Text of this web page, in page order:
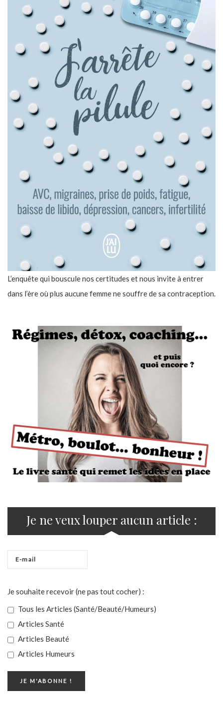
L’enquête qui bouscule nos certitudes et nous invite à entrer
dans l’ère où plus aucune femme ne souffre de sa contraception.
Je ne veux louper aucun article :
Je souhaite recevoir (ne pas tout cocher) :
Tous les Articles (Santé/Beauté/Humeurs)
Articles Santé
Articles Beauté
Articles Humeurs